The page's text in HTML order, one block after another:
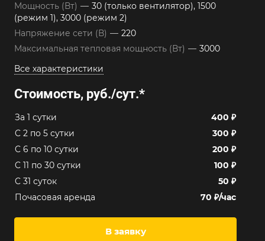
Мощность (Вт) — 30 (только вентилятор), 1500
(режим 1), 3000 (режим 2)
Напряжение сети (В) — 220
Максимальная тепловая мощность (Вт) — 3000
Все характеристики
Стоимость, руб./сут.*
За 1 сутки
400 ₽
C 2 по 5 сутки
300 ₽
C 6 по 10 сутки
200 ₽
C 11 по 30 сутки
100 ₽
C 31 суток
50 ₽
Почасовая аренда
70 ₽/час
В заявку